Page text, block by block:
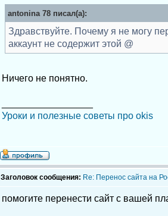
antonina 78 писал(а):
Здравствуйте. Почему я не могу
аккаунт не содержит этой @
Ничего не понятно.
Уроки и полезные советы про okis
Заголовок сообщения: Re: Перенос сайта на
помогите перенести сайт с вашей